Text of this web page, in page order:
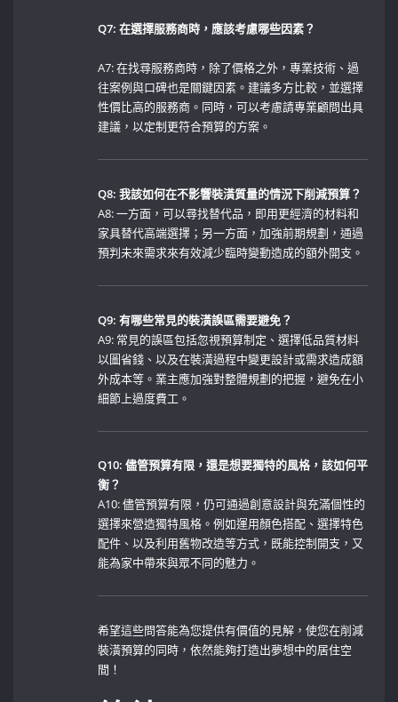
Q7: 在選擇服務商時，應該考慮哪些因素？
A7:​ 在找尋服務商時，除了價格之外，專業技術、過
往案例與口碑也是關鍵因素。建議多方比較，並選擇
性價比高的服務商。同時，可以考慮請專業顧問出具
建議，以定制更符合預算的方案。
Q8: 我該如何在不影響裝潢質量的情況下削減預算？
A8: ⁤一方面，可以尋找替代品，即用更經濟的材料和
家具替代高端選擇；另一方面，加強前期規劃，通過
預判未來需求來有效減少臨時變動造成的額外開支。
Q9:‌ 有哪些常見的裝潢誤區需要避免？
A9: 常見的誤區包括忽視預算制定、選擇低品質材料
以圖省錢、以及在裝潢過程中變更設計或需求造成額
外成本等。業主應加強對整體規劃的把握，避免在小
細節上過度費工。
Q10: 儘管預算有限，還是想要獨特的風格，該如何平
衡？
A10: 儘管預算有限，仍可通過創意設計與充滿個性的
選擇來營造獨特風格。例如運用顏色搭配、選擇特色
配件、以及利用舊物改造等方式，既能控制開支，又
能為家中帶來與眾不同的魅力。
希望這些問答能為您提供有價值的見解，使您在削減
裝潢預算的同時，依然能夠打造出夢想中的居住空
間！